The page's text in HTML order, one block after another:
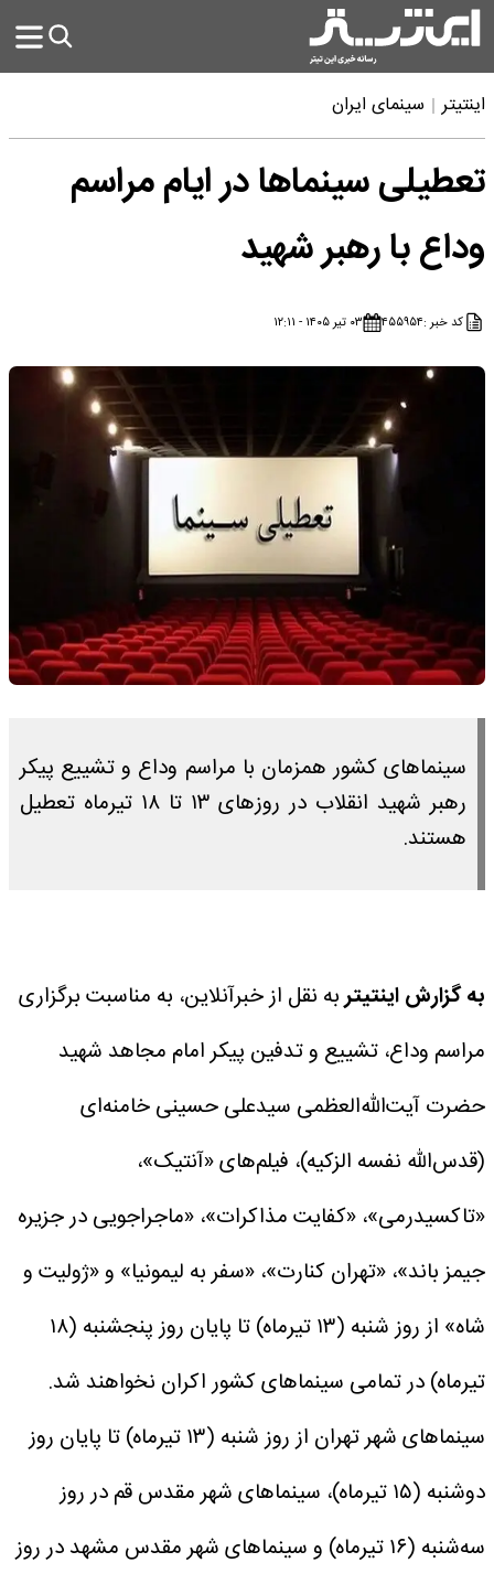
اینتیتر سینمای ایران
تعطیلی سینماها در ایام مراسم
وداع با رهبر شهید
کد خبر :۴۵۵۹۵۴ ۰۳ تیر ۱۴۰۵ - ۱۲:۱۱
سینماهای کشور همزمان با مراسم وداع و تشییع پیکر
رهبر شهید انقلاب در روزهای ۱۳ تا ۱۸ تیرماه تعطیل
هستند.
به گزارش اینتیتربه نقل از خبرآنلاین، به مناسبت برگزاری
مراسم وداع، تشییع و تدفین پیکر امام مجاهد شهید
حضرت آیت‌الله‌العظمی سیدعلی حسینی خامنه‌ای
(قدس‌الله نفسه الزکیه)، فیلم‌های «آنتیک»،
«تاکسیدرمی»، «کفایت مذاکرات»، «ماجراجویی در جزیره
جیمز باند»، «تهران کنارت»، «سفر به لیمونیا» و «ژولیت و
شاه» از روز شنبه (۱۳ تیرماه) تا پایان روز پنجشنبه (۱۸
تیرماه) در تمامی سینماهای کشور اکران نخواهند شد.
سینماهای شهر تهران از روز شنبه (۱۳ تیرماه) تا پایان روز
دوشنبه (۱۵ تیرماه)، سینماهای شهر مقدس قم در روز
سه‌شنبه (۱۶ تیرماه) و سینماهای شهر مقدس مشهد در روز